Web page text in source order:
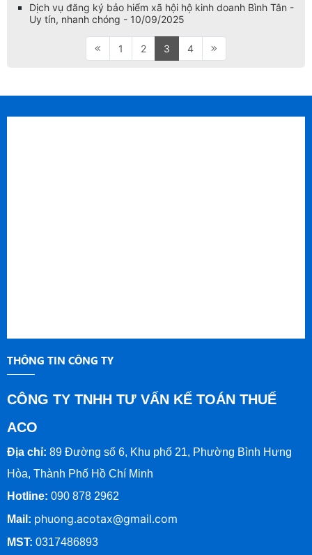
Dịch vụ đăng ký bảo hiểm xã hội hộ kinh doanh Bình Tân -
Uy tín, nhanh chóng - 10/09/2025
1 2 3 4
THÔNG TIN CÔNG TY
CÔNG TY TNHH TƯ VẤN KẾ TOÁN THUẾ
ACO
Địa chỉ: 89 Đường số 6, Khu phố 21, Phường Bình Hưng
Hòa, Thành Phố Hồ Chí Minh
Hotline: 090 878 2962
Mail: phuong.acotax@gmail.com
MST: 0317486893